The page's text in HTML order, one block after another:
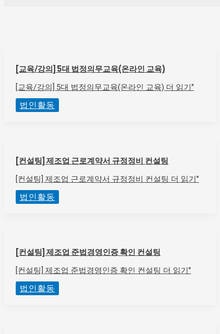
[교육/강의] 5대 법정의무교육(온라인 교육)
[교육/강의] 5대 법정의무교육(온라인 교육) 더 읽기"
법인활동
[컨설팅] 제조업 근로계약서 규정정비 컨설팅
[컨설팅] 제조업 근로계약서 규정정비 컨설팅 더 읽기"
법인활동
[컨설팅] 제조업 준법경영인증 확인 컨설팅
[컨설팅] 제조업 준법경영인증 확인 컨설팅 더 읽기"
법인활동